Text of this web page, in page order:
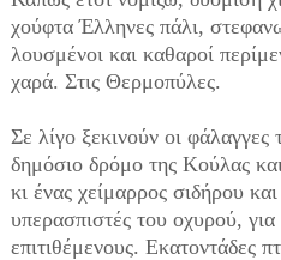
χούφτα Έλληνες πάλι,
λουσμένοι και καθαροί
χαρά. Στις Θερμοπύλες.
Σε λίγο ξεκινούν οι
δημόσιο δρόμο της Κούλας
κι ένας χείμαρρος σιδήρου
υπερασπιστές του οχυρού, για
επιτιθέμενους. Εκατοντάδες